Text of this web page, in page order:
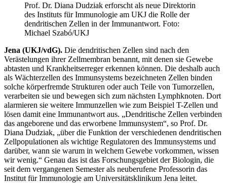
Prof. Dr. Diana Dudziak erforscht als neue Direktorin
des Instituts für Immunologie am UKJ die Rolle der
dendritischen Zellen in der Immunantwort. Foto:
Michael Szabó/UKJ
Jena (UKJ/vdG). Die dendritischen Zellen sind nach den
Verästelungen ihrer Zellmembran benannt, mit denen sie Gewebe
abtasten und Krankheitserreger erkennen können. Die deshalb auch
als Wächterzellen des Immunsystems bezeichneten Zellen binden
solche körperfremde Strukturen oder auch Teile von Tumorzellen,
verarbeiten sie und bewegen sich zum nächsten Lymphknoten. Dort
alarmieren sie weitere Immunzellen wie zum Beispiel T-Zellen und
lösen damit eine Immunantwort aus. „Dendritische Zellen verbinden
das angeborene und das erworbene Immunsystem“, so Prof. Dr.
Diana Dudziak, „über die Funktion der verschiedenen dendritischen
Zellpopulationen als wichtige Regulatoren des Immunsystems und
darüber, wann sie warum in welchem Gewebe vorkommen, wissen
wir wenig.“ Genau das ist das Forschungsgebiet der Biologin, die
seit dem vergangenen Semester als neuberufene Professorin das
Institut für Immunologie am Universitätsklinikum Jena leitet.